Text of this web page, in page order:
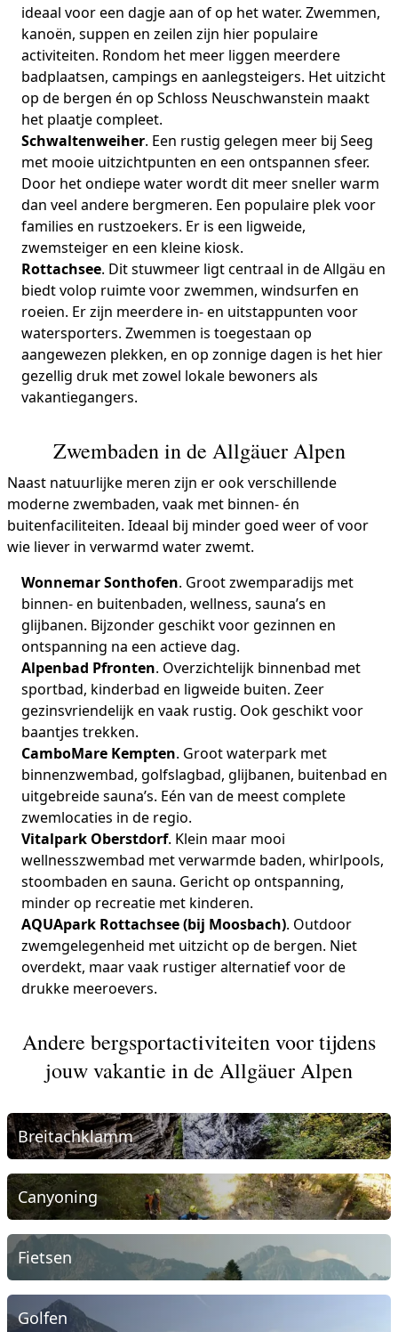
ideaal voor een dagje aan of op het water. Zwemmen,
kanoën, suppen en zeilen zijn hier populaire
activiteiten. Rondom het meer liggen meerdere
badplaatsen, campings en aanlegsteigers. Het uitzicht
op de bergen én op Schloss Neuschwanstein maakt
het plaatje compleet.
Schwaltenweiher. Een rustig gelegen meer bij Seeg
met mooie uitzichtpunten en een ontspannen sfeer.
Door het ondiepe water wordt dit meer sneller warm
dan veel andere bergmeren. Een populaire plek voor
families en rustzoekers. Er is een ligweide,
zwemsteiger en een kleine kiosk.
Rottachsee. Dit stuwmeer ligt centraal in de Allgäu en
biedt volop ruimte voor zwemmen, windsurfen en
roeien. Er zijn meerdere in- en uitstappunten voor
watersporters. Zwemmen is toegestaan op
aangewezen plekken, en op zonnige dagen is het hier
gezellig druk met zowel lokale bewoners als
vakantiegangers.
Zwembaden in de Allgäuer Alpen
Naast natuurlijke meren zijn er ook verschillende
moderne zwembaden, vaak met binnen- én
buitenfaciliteiten. Ideaal bij minder goed weer of voor
wie liever in verwarmd water zwemt.
Wonnemar Sonthofen. Groot zwemparadijs met
binnen- en buitenbaden, wellness, sauna’s en
glijbanen. Bijzonder geschikt voor gezinnen en
ontspanning na een actieve dag.
Alpenbad Pfronten. Overzichtelijk binnenbad met
sportbad, kinderbad en ligweide buiten. Zeer
gezinsvriendelijk en vaak rustig. Ook geschikt voor
baantjes trekken.
CamboMare Kempten. Groot waterpark met
binnenzwembad, golfslagbad, glijbanen, buitenbad en
uitgebreide sauna’s. Eén van de meest complete
zwemlocaties in de regio.
Vitalpark Oberstdorf. Klein maar mooi
wellnesszwembad met verwarmde baden, whirlpools,
stoombaden en sauna. Gericht op ontspanning,
minder op recreatie met kinderen.
AQUApark Rottachsee (bij Moosbach). Outdoor
zwemgelegenheid met uitzicht op de bergen. Niet
overdekt, maar vaak rustiger alternatief voor de
drukke meeroevers.
Andere bergsportactiviteiten voor tijdens
jouw vakantie in de Allgäuer Alpen
Breitachklamm
Canyoning
Fietsen
Golfen